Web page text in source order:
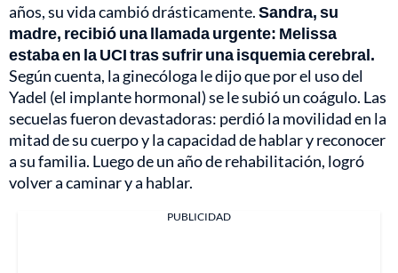
años, su vida cambió drásticamente.Sandra, su
madre, recibió una llamada urgente: Melissa
estaba en la UCI tras sufrir una isquemia cerebral.
Según cuenta, la ginecóloga le dijo que por el uso del
Yadel (el implante hormonal) se le subió un coágulo. Las
secuelas fueron devastadoras: perdió la movilidad en la
mitad de su cuerpo y la capacidad de hablar y reconocer
a su familia. Luego de un año de rehabilitación, logró
volver a caminar y a hablar.
PUBLICIDAD